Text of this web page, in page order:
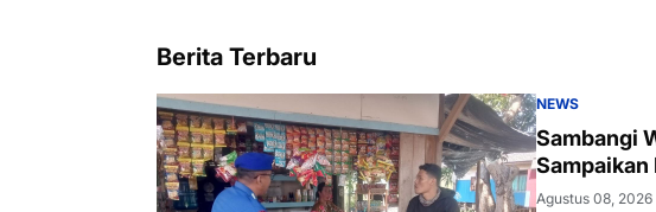
Berita Terbaru
NEWS
Sambangi
Sampaikan
Agustus 08, 2026